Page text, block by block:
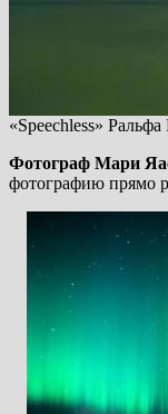
«Speechless» Ральфа
Фотограф Мари
фотографию прямо